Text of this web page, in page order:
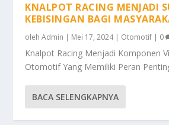
KNALPOT RACING MENJADI
KEBISINGAN BAGI
olehAdmin | Mei 17, 2024| Otomotif | 0
Knalpot Racing Menjadi Komponen
Otomotif Yang Memiliki Peran
BACA SELENGKAPNYA